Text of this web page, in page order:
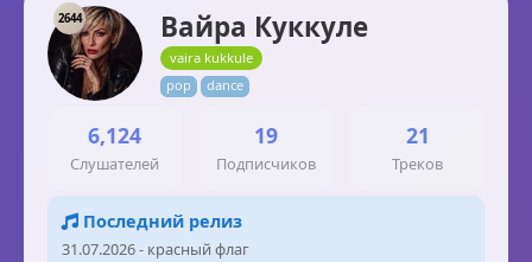
2644 Вайра Куккуле
vaira kukkule
pop
dance
6,124
Слушателей
19
Подписчиков
21
Треков
Последний релиз
31.07.2026 - красный флаг